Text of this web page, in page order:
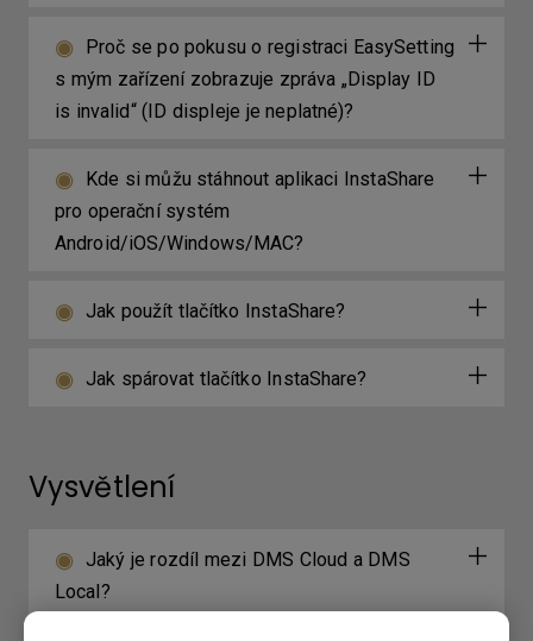
Proč se po pokusu o registraci EasySetting
s mým zařízení zobrazuje zpráva „Display ID
is invalid“ (ID displeje je neplatné)?
Kde si můžu stáhnout aplikaci InstaShare
pro operační systém
Android/iOS/Windows/MAC?
Jak použít tlačítko InstaShare?
Jak spárovat tlačítko InstaShare?
Vysvětlení
Jaký je rozdíl mezi DMS Cloud a DMS
Local?